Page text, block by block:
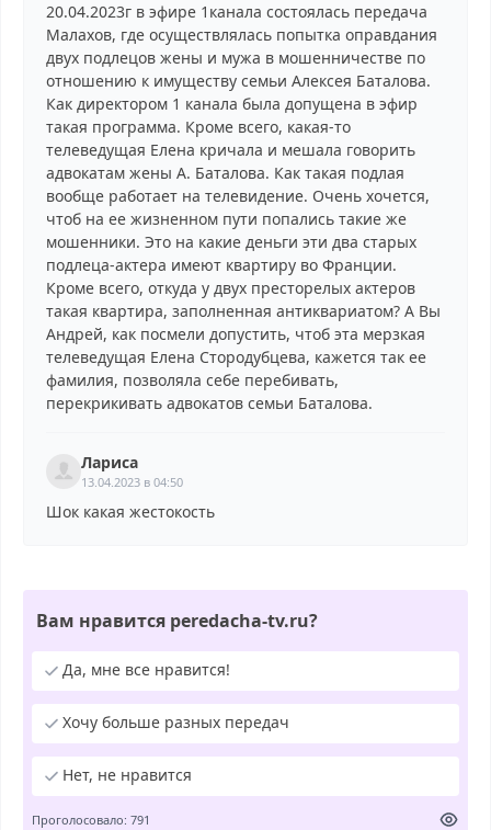
20.04.2023г в эфире 1канала состоялась передача
Малахов, где осуществлялась попытка оправдания
двух подлецов жены и мужа в мошенничестве по
отношению к имуществу семьи Алексея Баталова.
Как директором 1 канала была допущена в эфир
такая программа. Кроме всего, какая-то
телеведущая Елена кричала и мешала говорить
адвокатам жены А. Баталова. Как такая подлая
вообще работает на телевидение. Очень хочется,
чтоб на ее жизненном пути попались такие же
мошенники. Это на какие деньги эти два старых
подлеца-актера имеют квартиру во Франции.
Кроме всего, откуда у двух престорелых актеров
такая квартира, заполненная антиквариатом? А Вы
Андрей, как посмели допустить, чтоб эта мерзкая
телеведущая Елена Стородубцева, кажется так ее
фамилия, позволяла себе перебивать,
перекрикивать адвокатов семьи Баталова.
Лариса
13.04.2023 в 04:50
Шок какая жестокость
Вам нравится peredacha-tv.ru?
Да, мне все нравится!
Хочу больше разных передач
Нет, не нравится
Проголосовало: 791